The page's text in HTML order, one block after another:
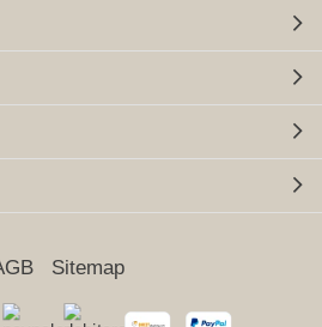
Sitemap